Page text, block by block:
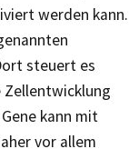
werden kann.
steuert es
Zellentwicklung
kann mit
vor allem